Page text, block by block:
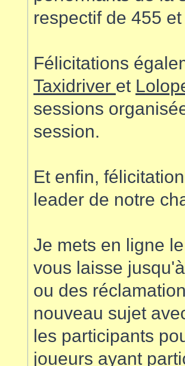
respectif de 455
Félicitations
Taxidriver et
sessions
session.
Et enfin,
leader de notre
Je mets en ligne
vous laisse
ou des
nouveau sujet
les participants
joueurs ayant